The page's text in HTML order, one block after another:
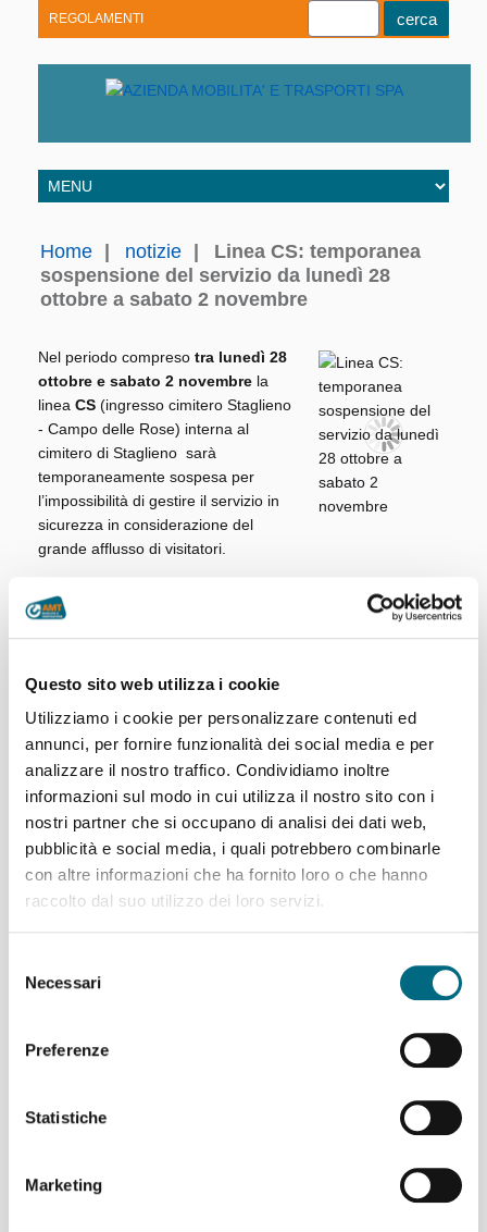
Questo sito web utilizza i cookie
Utilizziamo i cookie per personalizzare contenuti ed
annunci, per fornire funzionalità dei social media e per
analizzare il nostro traffico. Condividiamo inoltre
informazioni sul modo in cui utilizza il nostro sito con i
nostri partner che si occupano di analisi dei dati web,
pubblicità e social media, i quali potrebbero combinarle
con altre informazioni che ha fornito loro o che hanno
raccolto dal suo utilizzo dei loro servizi.
delNecessari
Preferenze
Statistiche
Marketing
REGOLAMENTI
Home notizie
Linea CS: temporanea
sospensione del servizio da lunedì 28
ottobre a sabato 2 novembre
Nel periodo compreso tra lunedì 28
ottobre e sabato 2 novembre la
linea CS (ingresso cimitero Staglieno
- Campo delle Rose) interna al
cimitero di Staglieno sarà
temporaneamente sospesa per
l’impossibilità di gestire il servizio in
sicurezza in considerazione del
grande afflusso di visitatori.
Linee AMT per l’incontro di calcio Genoa – Deportivo La
Linee 725, 726, 925, 926 e 927 – Variazioni ai percorsi
sabato 8 e domenica 9 agosto
Linea 825 – Da giovedì 6 agosto servizio regolare